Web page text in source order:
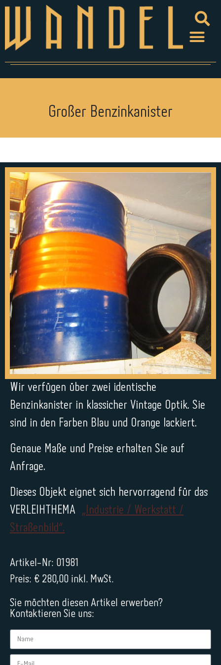
Großer Benzinkanister
Wir verfügen über zwei identische
Benzinkanister in klassicher Vintage Optik. Sie
sind in den Farben Blau und Orange lackiert.
Genaue Maße und Preise erhalten Sie auf
Anfrage.
Dieses Objekt eignet sich hervorragend für das
VERLEIHTHEMA
„Industrie / Werkstatt /
Straßenbild“.
Artikel-Nr: 01981
Preis: € 280,00 inkl. MwSt.
Sie möchten diesen Artikel erwerben?
Kontaktieren Sie uns: